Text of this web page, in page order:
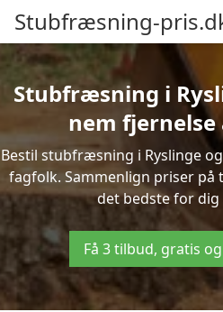
Stubfræsning-
Stubfræsning i
nem
Bestil stubfræsning i Ryslinge
fagfolk. Sammenlign priser
det bedste for dig
Få 3 tilbud, gratis